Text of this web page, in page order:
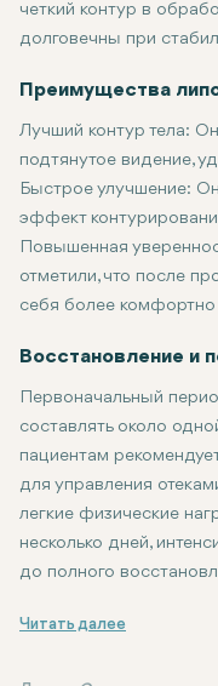
четкий контур в
долговечны при
Преимущества
Лучший контур тела:
подтянутое видение,
Быстрое улучшение:
эффект
Повышенная
отметили, что после
себя более комфортно
Восстановление и
Первоначальный
составлять около
пациентам
для управления
легкие физические
несколько дней,
до полного
Липосакция является